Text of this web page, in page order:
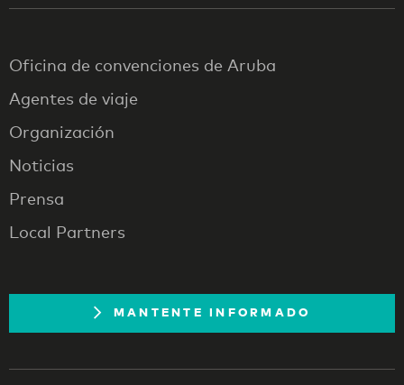
Oficina de convenciones de Aruba
Agentes de viaje
Organización
Noticias
Prensa
Local Partners
MANTENTE INFORMADO